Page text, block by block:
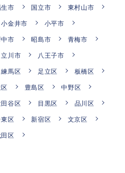
市 国立市
東村山市
小金井市
小平市
市 昭島市
青梅市
立川市
八王子市
練馬区 足立区
板橋区
豊島区
中野区
谷区 目黒区
品川区
区 新宿区
文京区
区